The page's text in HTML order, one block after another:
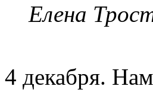
Елена
4 декабря.